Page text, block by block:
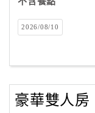
訂
房
Q&A
旅
卡
2026/08/10
豪華雙人房